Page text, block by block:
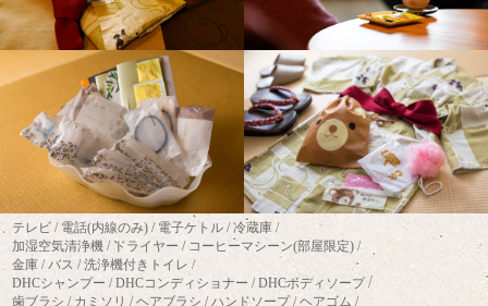
テレビ / 電話(内線のみ) / 電子ケトル / 冷蔵庫 /
加湿空気清浄機 / ドライヤー / コーヒーマシーン(部屋限定) /
金庫 / バス / 洗浄機付きトイレ /
DHCシャンプー / DHCコンディショナー / DHCボディソープ /
歯ブラシ / カミソリ / ヘアブラシ / ハンドソープ / ヘアゴム /